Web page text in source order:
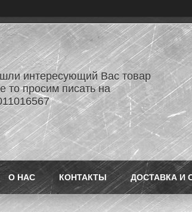
интересующий Вас товар
то просим писать на
О НАС КОНТАКТЫ ДОСТАВКА И